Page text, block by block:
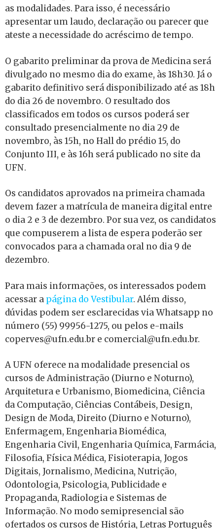
as modalidades. Para isso, é necessário
apresentar um laudo, declaração ou parecer que
ateste a necessidade do acréscimo de tempo.
O gabarito preliminar da prova de Medicina será
divulgado no mesmo dia do exame, às 18h30. Já o
gabarito definitivo será disponibilizado até as 18h
do dia 26 de novembro. O resultado dos
classificados em todos os cursos poderá ser
consultado presencialmente no dia 29 de
novembro, às 15h, no Hall do prédio 15, do
Conjunto III, e às 16h será publicado no site da
UFN.
Os candidatos aprovados na primeira chamada
devem fazer a matrícula de maneira digital entre
o dia 2 e 3 de dezembro. Por sua vez, os candidatos
que compuserem a lista de espera poderão ser
convocados para a chamada oral no dia 9 de
dezembro.
Para mais informações, os interessados podem
acessar a página do Vestibular. Além disso,
dúvidas podem ser esclarecidas via Whatsapp no
número (55) 99956-1275, ou pelos e-mails
coperves@ufn.edu.br e comercial@ufn.edu.br.
A UFN oferece na modalidade presencial os
cursos de Administração (Diurno e Noturno),
Arquitetura e Urbanismo, Biomedicina, Ciência
da Computação, Ciências Contábeis, Design,
Design de Moda, Direito (Diurno e Noturno),
Enfermagem, Engenharia Biomédica,
Engenharia Civil, Engenharia Química, Farmácia,
Filosofia, Física Médica, Fisioterapia, Jogos
Digitais, Jornalismo, Medicina, Nutrição,
Odontologia, Psicologia, Publicidade e
Propaganda, Radiologia e Sistemas de
Informação. No modo semipresencial são
ofertados os cursos de História, Letras Português